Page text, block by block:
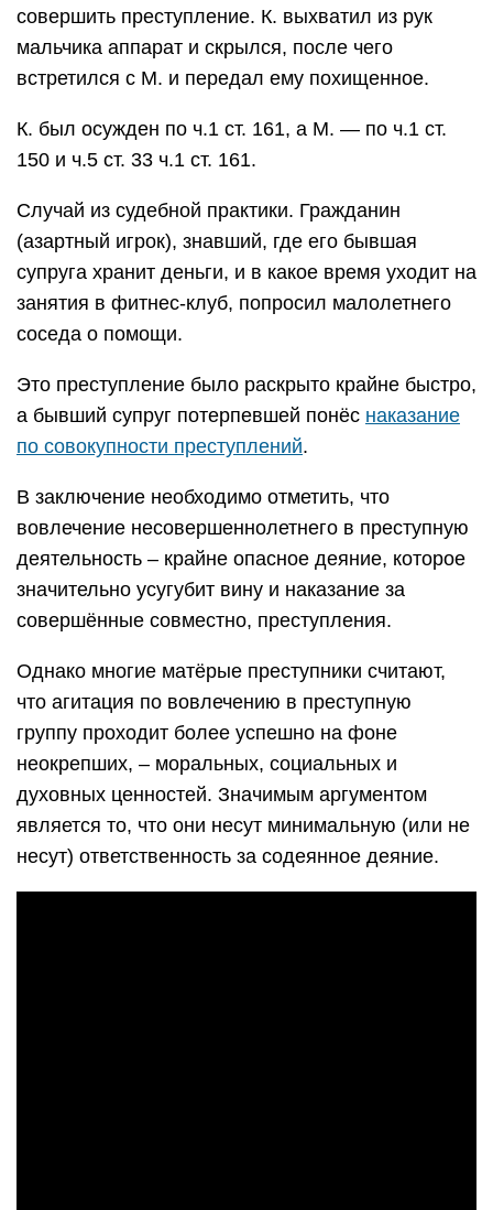
совершить преступление. К. выхватил из рук
мальчика аппарат и скрылся, после чего
встретился с М. и передал ему похищенное.
К. был осужден по ч.1 ст. 161, а М. — по ч.1 ст.
150 и ч.5 ст. 33 ч.1 ст. 161.
Случай из судебной практики. Гражданин
(азартный игрок), знавший, где его бывшая
супруга хранит деньги, и в какое время уходит на
занятия в фитнес-клуб, попросил малолетнего
соседа о помощи.
Это преступление было раскрыто крайне быстро,
а бывший супруг потерпевшей понёс наказание
по совокупности преступлений.
В заключение необходимо отметить, что
вовлечение несовершеннолетнего в преступную
деятельность – крайне опасное деяние, которое
значительно усугубит вину и наказание за
совершённые совместно, преступления.
Однако многие матёрые преступники считают,
что агитация по вовлечению в преступную
группу проходит более успешно на фоне
неокрепших, – моральных, социальных и
духовных ценностей. Значимым аргументом
является то, что они несут минимальную (или не
несут) ответственность за содеянное деяние.